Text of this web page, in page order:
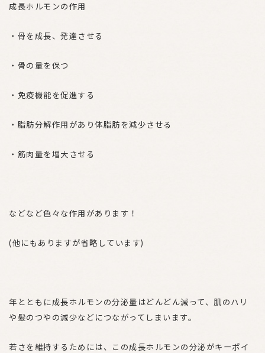
成長ホルモンの作用
・骨を成長、発達させる
・骨の量を保つ
・免疫機能を促進する
・脂肪分解作用があり体脂肪を減少させる
・筋肉量を増大させる
などなど色々な作用があります！
(他にもありますが省略しています)
年とともに成長ホルモンの分泌量はどんどん減って、肌のハリ
や髪のつやの減少などにつながってしまいます。
若さを維持するためには、この成長ホルモンの分泌がキーポイ